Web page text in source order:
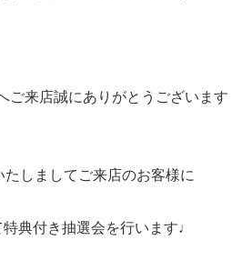
ご来店誠にありがとうございます
たしまして ご来店のお客様に
特典付き抽選会を行います♩